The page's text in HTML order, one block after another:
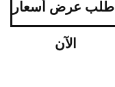
اطلب عرض أسعار
الآن